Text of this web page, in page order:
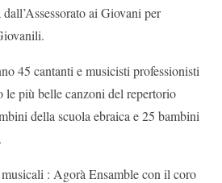
ai Giovani per
45 cantanti e musicisti professionisti
le più belle canzoni del repertorio
della scuola ebraica e 25 bambini
: Agorà Ensamble con il coro